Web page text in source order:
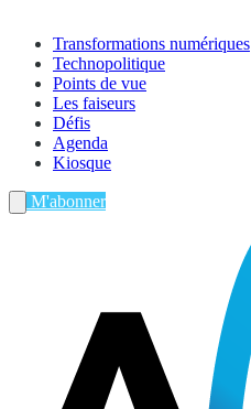
Transformations numériques
Technopolitique
Points de vue
Les faiseurs
Défis
Agenda
Kiosque
M'abonner